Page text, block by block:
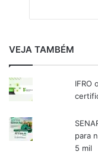
VEJA TAMBÉM
IFRO
para
5 mil